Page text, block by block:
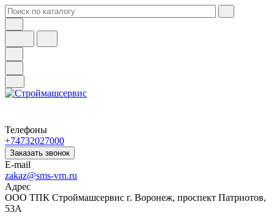
Телефоны
+74732027000
Заказать звонок
E-mail
zakaz@sms-vrn.ru
Адрес
ООО ТПК Строймашсервис г. Воронеж, проспект Патриотов,
53А